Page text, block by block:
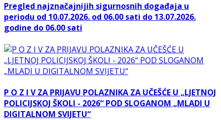
Pregled najznačajnijih sigurnosnih događaja u
periodu od 10.07.2026. od 06.00 sati do 13.07.2026.
godine do 06.00 sati
P O Z I V ZA PRIJAVU POLAZNIKA ZA UČEŠĆE U „LJETNOJ
POLICIJSKOJ ŠKOLI - 2026“ POD SLOGANOM „MLADI U
DIGITALNOM SVIJETU“